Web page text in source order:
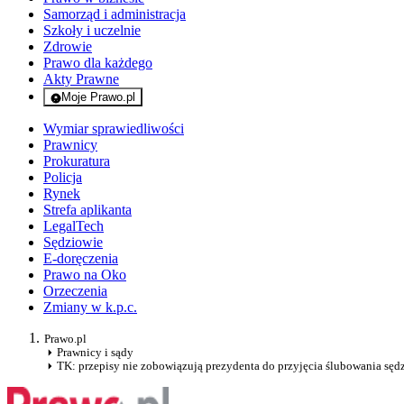
Samorząd i administracja
Szkoły i uczelnie
Zdrowie
Prawo dla każdego
Akty Prawne
Moje Prawo.pl
- rejestracja i logowanie do serwisu
Wymiar sprawiedliwości
Prawnicy
Prokuratura
Policja
Rynek
Strefa aplikanta
LegalTech
Sędziowie
E-doręczenia
Prawo na Oko
Orzeczenia
Zmiany w k.p.c.
Prawo.pl
Prawnicy i sądy
TK: przepisy nie zobowiązują prezydenta do przyjęcia ślubowania